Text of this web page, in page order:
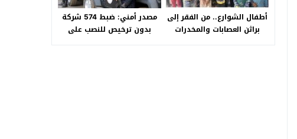
أطفال الشوارع.. من الفقر إلى
براثن العصابات والمخدرات
مصدر أمني: ضبط 574 شركة
بدون ترخيص للنصب على